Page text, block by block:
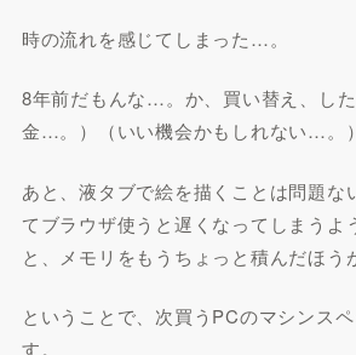
時の流れを感じてしまった…。
8年前だもんな…。か、買い替え、し
金…。）（いい機会かもしれない…。）
あと、液タブで絵を描くことは問題な
てブラウザ使うと遅くなってしまうよ
と、メモリをもうちょっと積んだほう
ということで、次買うPCのマシンス
す。